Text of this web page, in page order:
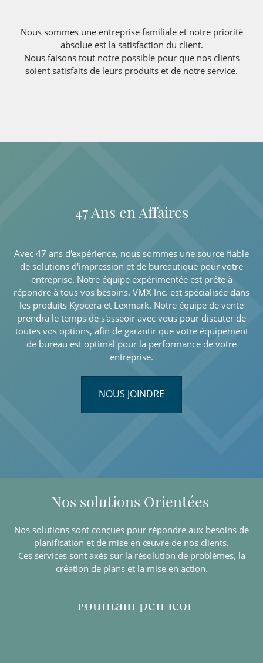
Nous sommes une entreprise familiale et notre priorité
absolue est la satisfaction du client.
Nous faisons tout notre possible pour que nos clients
soient satisfaits de leurs produits et de notre service.
47 Ans en Affaires
Avec 47 ans d'expérience, nous sommes une source fiable
de solutions d'impression et de bureautique pour votre
entreprise. Notre équipe expérimentée est prête à
répondre à tous vos besoins. VMX Inc. est spécialisée dans
les produits Kyocera et Lexmark. Notre équipe de vente
prendra le temps de s'asseoir avec vous pour discuter de
toutes vos options, afin de garantir que votre équipement
de bureau est optimal pour la performance de votre
entreprise.
NOUS JOINDRE
Nos solutions Orientées
Nos solutions sont conçues pour répondre aux besoins de
planification et de mise en œuvre de nos clients.
Ces services sont axés sur la résolution de problèmes, la
création de plans et la mise en action.